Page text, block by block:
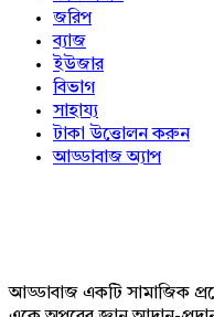
জরিপ
ব্যাজ
ইউজার
বিভাগ
সাহায্য
টাকা উত্তোলন করুন
আড্ডাবাজ অ্যাপ
আড্ডাবাজ একটি সামাজিক